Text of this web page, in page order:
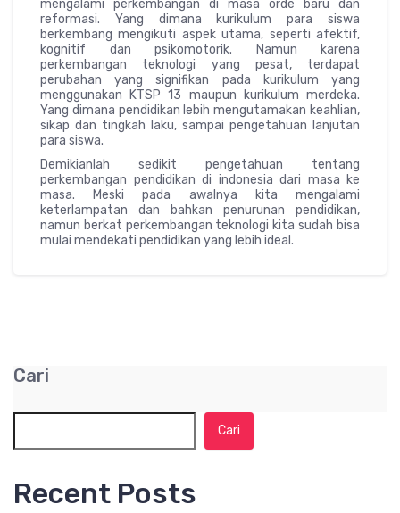
mengalami perkembangan di masa orde baru dan
reformasi. Yang dimana kurikulum para siswa
berkembang mengikuti aspek utama, seperti afektif,
kognitif dan psikomotorik. Namun karena
perkembangan teknologi yang pesat, terdapat
perubahan yang signifikan pada kurikulum yang
menggunakan KTSP 13 maupun kurikulum merdeka.
Yang dimana pendidikan lebih mengutamakan keahlian,
sikap dan tingkah laku, sampai pengetahuan lanjutan
para siswa.
Demikianlah sedikit pengetahuan tentang
perkembangan pendidikan di indonesia dari masa ke
masa. Meski pada awalnya kita mengalami
keterlampatan dan bahkan penurunan pendidikan,
namun berkat perkembangan teknologi kita sudah bisa
mulai mendekati pendidikan yang lebih ideal.
Cari
Cari
Recent Posts